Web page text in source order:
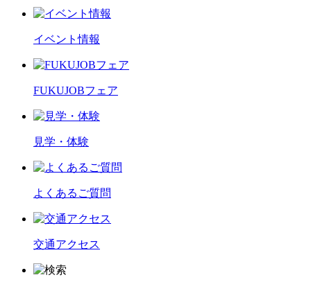
イベント情報
FUKUJOBフェア
見学・体験
よくあるご質問
交通アクセス